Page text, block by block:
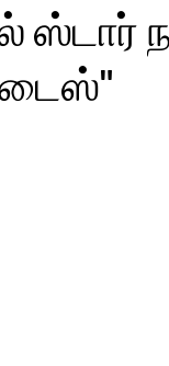
ஸ்டார்